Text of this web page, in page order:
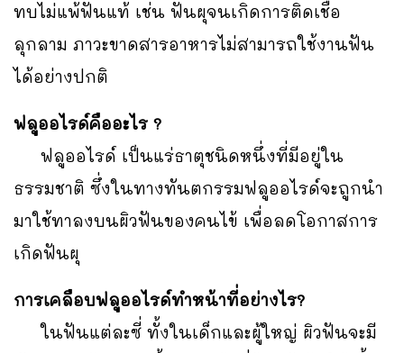
ทบไม่แพ้ฟันแท้ เช่น ฟันผุจนเกิดการติดเชื้อ
ลุกลาม ภาวะขาดสารอาหารไม่สามารถใช้งานฟัน
ได้อย่างปกติ
ฟลูออไรด์คืออะไร ?
ฟลูออไรด์ เป็นแร่ธาตุชนิดหนึ่งที่มีอยู่ใน
ธรรมชาติ ซึ่งในทางทันตกรรมฟลูออไรด์จะถูกนำ
มาใช้ทาลงบนผิวฟันของคนไข้ เพื่อลดโอกาสการ
เกิดฟันผุ
การเคลือบฟลูออไรด์ทำหน้าที่อย่างไร?
ในฟันแต่ละซี่ ทั้งในเด็กและผู้ใหญ่ ผิวฟันจะมี